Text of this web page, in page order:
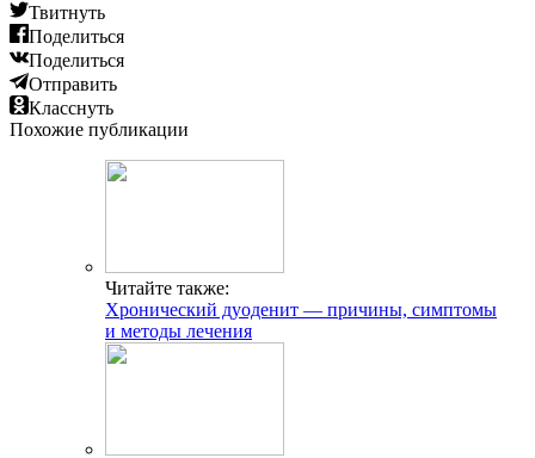
Твитнуть
Поделиться
Поделиться
Отправить
Класснуть
Похожие публикации
Читайте также:
Хронический дуоденит — причины, симптомы
и методы лечения